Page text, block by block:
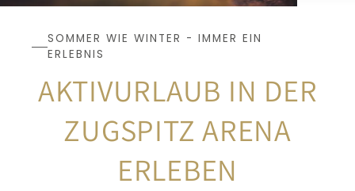
SOMMER WIE WINTER - IMMER EIN
ERLEBNIS
AKTIVURLAUB IN DER
ZUGSPITZ ARENA
ERLEBEN